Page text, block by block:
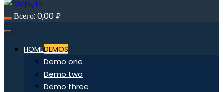
Всего: 0,00₽
HOMEDEMOS
Demo one
Demo two
Demo three